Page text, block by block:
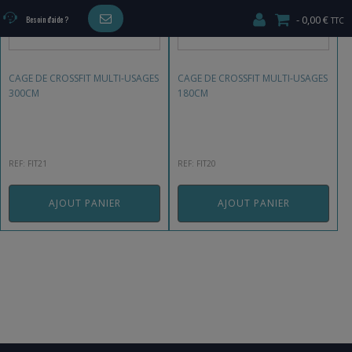
Besoin d'aide ? 0,00 €
CAGE DE CROSSFIT MULTI-USAGES
300CM
REF: FIT21
AJOUT PANIER
CAGE DE CROSSFIT MULTI-USAGES
180CM
REF: FIT20
AJOUT PANIER